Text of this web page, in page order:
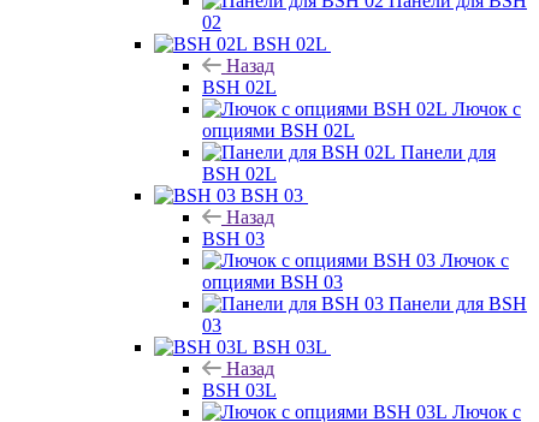
02
BSH 02L
Назад
BSH 02L
Лючок с
опциями BSH 02L
Панели для
BSH 02L
BSH 03
Назад
BSH 03
Лючок с
опциями BSH 03
Панели для BSH
03
BSH 03L
Назад
BSH 03L
Лючок с